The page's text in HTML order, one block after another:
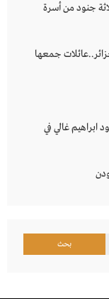
جنود من أسرة
جمعها
غالي في